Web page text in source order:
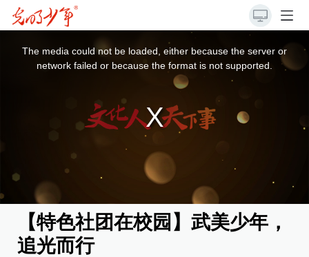
The media could not be loaded, either because the server or
network failed or because the format is not supported.
【特色社团在校园】武美少年，
追光而行